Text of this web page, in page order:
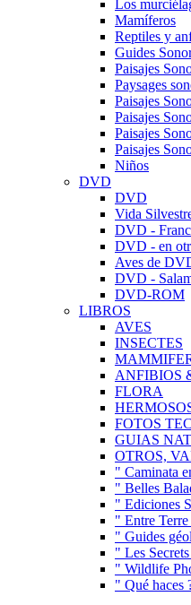
Los
Mamíferos
Reptiles y
Guides
Paisajes
Paysages
Paisajes
Paisajes
Paisajes
Paisajes
Niños
DVD
DVD
Vida
DVD -
DVD - en
Aves de
DVD -
DVD-ROM
LIBROS
AVES
INSECTES
ANFIBIOS
FLORA
FOTOS
GUIAS
OTROS,
" Caminata
" Belles
" Ediciones
" Entre
" Guides
" Les
" Wildlife
" Qué haces